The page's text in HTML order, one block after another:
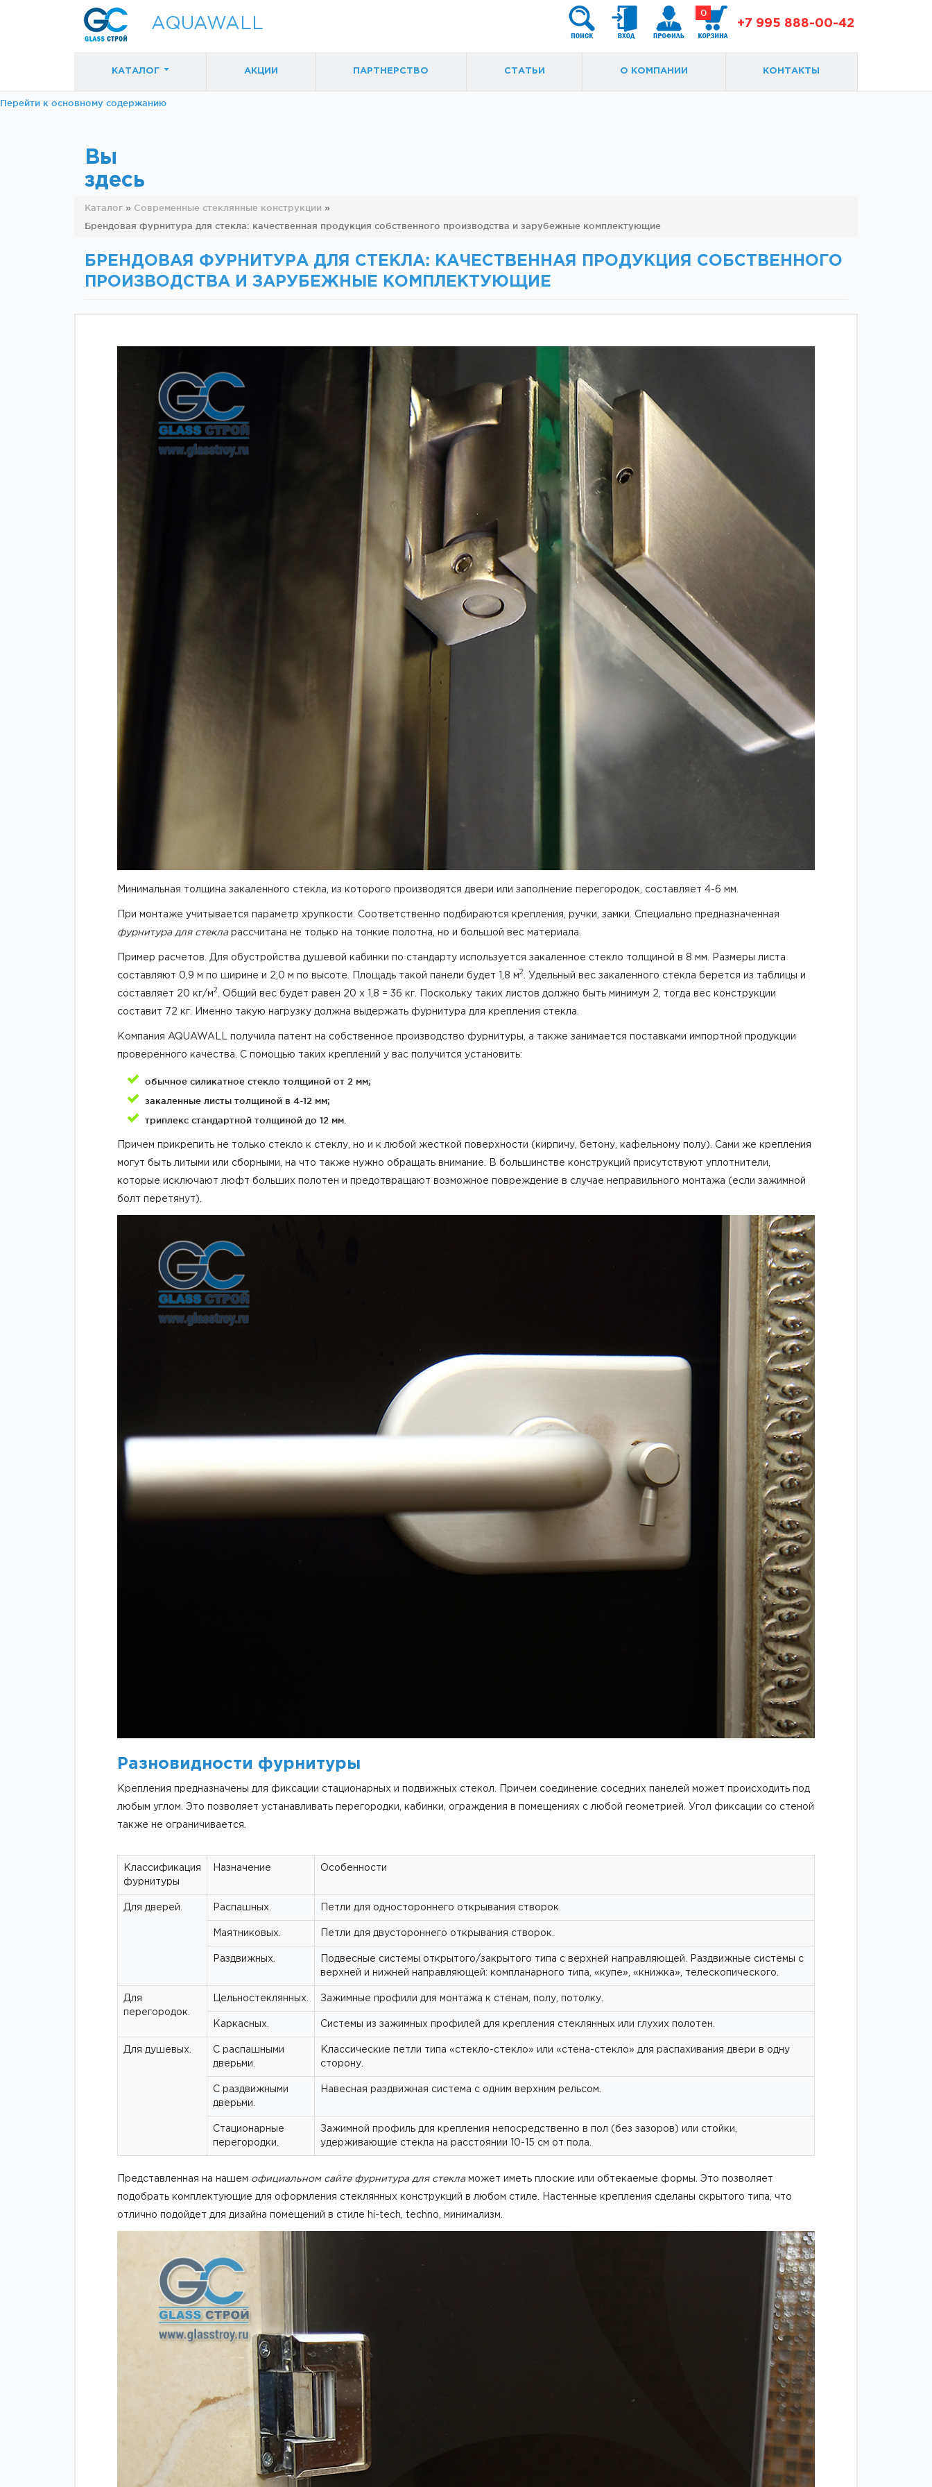
Перейти к основному содержанию
AQUAWALL +7 995 888-00-42
0
КАТАЛОГ
раздвижных
дверей (закрытые
раздвижных
дверей (открытые
дверей
дверей
Фурнитура для
ограждений
(раздвижная
Фурнитура для
душевых
ограждений
(распашная серия)
АКЦИИ ПАРТНЕРСТВО СТАТЬИ О КОМПАНИИ КОНТАКТЫ
Вы
здесь
Каталог » Современные стеклянные конструкции »
Брендовая фурнитура для стекла: качественная продукция собственного производства и зарубежные комплектующие
БРЕНДОВАЯ ФУРНИТУРА ДЛЯ СТЕКЛА: КАЧЕСТВЕННАЯ ПРОДУКЦИЯ СОБСТВЕННОГО
ПРОИЗВОДСТВА И ЗАРУБЕЖНЫЕ КОМПЛЕКТУЮЩИЕ
Минимальная толщина закаленного стекла, из которого производятся двери или заполнение перегородок, составляет 4-6 мм.
При монтаже учитывается параметр хрупкости. Соответственно подбираются крепления, ручки, замки. Специально предназначенная
фурнитура для стекларассчитана не только на тонкие полотна, но и большой вес материала.
Пример расчетов. Для обустройства душевой кабинки по стандарту используется закаленное стекло толщиной в 8 мм. Размеры листа
составляют 0,9 м по ширине и 2,0 м по высоте. Площадь такой панели будет 1,8 м2 . Удельный вес закаленного стекла берется из таблицы и
составляет 20 кг/м2 . Общий вес будет равен 20 x 1,8 = 36 кг. Поскольку таких листов должно быть минимум 2, тогда вес конструкции
составит 72 кг. Именно такую нагрузку должна выдержать фурнитура для крепления стекла.
Компания AQUAWALL получила патент на собственное производство фурнитуры, а также занимается поставками импортной продукции
проверенного качества. С помощью таких креплений у вас получится установить:
обычное силикатное стекло толщиной от 2 мм;
закаленные листы толщиной в 4-12 мм;
триплекс стандартной толщиной до 12 мм.
Причем прикрепить не только стекло к стеклу, но и к любой жесткой поверхности (кирпичу, бетону, кафельному полу). Сами же крепления
могут быть литыми или сборными, на что также нужно обращать внимание. В большинстве конструкций присутствуют уплотнители,
которые исключают люфт больших полотен и предотвращают возможное повреждение в случае неправильного монтажа (если зажимной
болт перетянут).
Разновидности фурнитуры
Крепления предназначены для фиксации стационарных и подвижных стекол. Причем соединение соседних панелей может происходить под
любым углом. Это позволяет устанавливать перегородки, кабинки, ограждения в помещениях с любой геометрией. Угол фиксации со стеной
также не ограничивается.
Классификация
фурнитуры
Назначение Особенности
Для дверей. Распашных. Петли для одностороннего открывания створок.
Маятниковых. Петли для двустороннего открывания створок.
Раздвижных.
Подвесные системы открытого/закрытого типа с верхней направляющей. Раздвижные системы с
верхней и нижней направляющей: компланарного типа, «купе», «книжка», телескопического.
Для
перегородок.
Цельностеклянных. Зажимные профили для монтажа к стенам, полу, потолку.
Каркасных. Системы из зажимных профилей для крепления стеклянных или глухих полотен.
Для душевых.
С распашными
дверьми.
Классические петли типа «стекло-стекло» или «стена-стекло» для распахивания двери в одну
сторону.
С раздвижными
дверьми.
Навесная раздвижная система с одним верхним рельсом.
Стационарные
перегородки.
Зажимной профиль для крепления непосредственно в пол (без зазоров) или стойки,
удерживающие стекла на расстоянии 10-15 см от пола.
Представленная на нашем официальном сайте фурнитура для стекламожет иметь плоские или обтекаемые формы. Это позволяет
подобрать комплектующие для оформления стеклянных конструкций в любом стиле. Настенные крепления сделаны скрытого типа, что
отлично подойдет для дизайна помещений в стиле hi-tech, techno, минимализм.